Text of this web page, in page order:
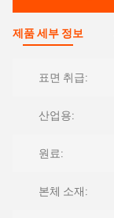
제품 세부 정보
표면 취급:
산업용:
원료:
본체 소재: